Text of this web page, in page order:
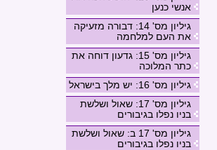
אנשי כנען
גיליון מס' 14: דבורה מזעיקה
את העם למלחמה
גיליון מס' 15: גדעון דוחה את
כתר המלוכה
גיליון מס' 16: יש מלך בישראל
גיליון מס' 17: שאול ושלשת
בניו נפלו בגיבורים
גיליון מס' 17 ב: שאול ושלשת
בניו נפלו בגיבורים